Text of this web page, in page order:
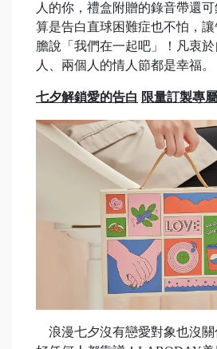
人的你，禮盒附贈的錄音帶還
算是告白直球困難症也不怕，
膽說「我們在一起吧」！凡衷
人、兩個人的情人節都是幸福。
七夕解鎖愛的告白 限量訂製專
浪漫七夕沒有戀愛對象也沒關